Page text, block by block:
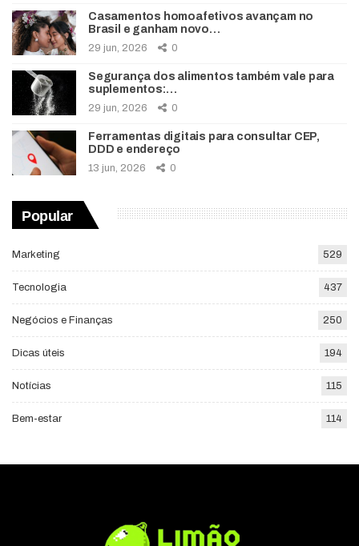
Casamentos homoafetivos avançam no
Brasil e ganham novo…
29 jun, 2026 0
Segurança dos alimentos também vale para
suplementos:…
29 jun, 2026 0
Ferramentas digitais para consultar CEP,
DDD e endereço
13 jun, 2026 0
Popular
Marketing 529
Tecnologia 437
Negócios e Finanças 250
Dicas úteis 194
Notícias 115
Bem-estar 114